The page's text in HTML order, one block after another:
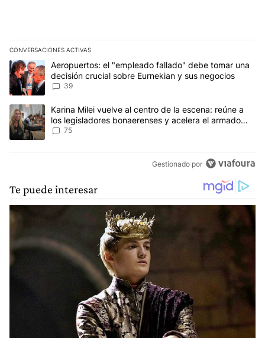
CONVERSACIONES ACTIVAS
Este listado muestra los artículos con más comentarios en los
Un artículo de tendencia con el título "Aeropuertos: el
Aeropuertos: el "empleado fallado" debe tomar una
decisión crucial sobre Eurnekian y sus negocios
39
Un artículo de tendencia con el título "Karina Milei vuelve al
Karina Milei vuelve al centro de la escena: reúne a
los legisladores bonaerenses y acelera el armado
para 2027
75
Gestionado por